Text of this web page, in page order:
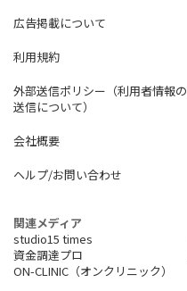
広告掲載について
利用規約
外部送信ポリシー（利用者情報の
送信について）
会社概要
ヘルプ/お問い合わせ
関連メディア
studio15 times
資金調達プロ
ON-CLINIC（オンクリニック）